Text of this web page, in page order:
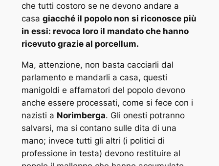
che tutti costoro se ne devono andare a
casa giacché il popolo non si riconosce più
in essi: revoca loro il mandato che hanno
ricevuto grazie al porcellum.
Ma, attenzione, non basta cacciarli dal
parlamento e mandarli a casa, questi
manigoldi e affamatori del popolo devono
anche essere processati, come si fece con i
nazisti a Norimberga. Gli onesti potranno
salvarsi, ma si contano sulle dita di una
mano; invece tutti gli altri (i politici di
professione in testa) devono restituire al